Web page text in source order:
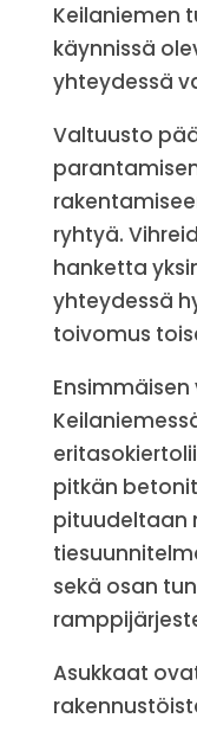
Keilaniemen
käynnissä
yhteydessä
Valtuusto
ryhtyä.
hanketta
yhteydessä
toivomus
pitkän
pituudeltaan
sekä osan
Asukkaat